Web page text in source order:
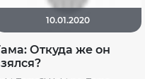
10.01.2020
Откуда же он